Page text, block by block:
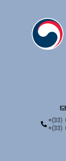
+(33)
+(33)